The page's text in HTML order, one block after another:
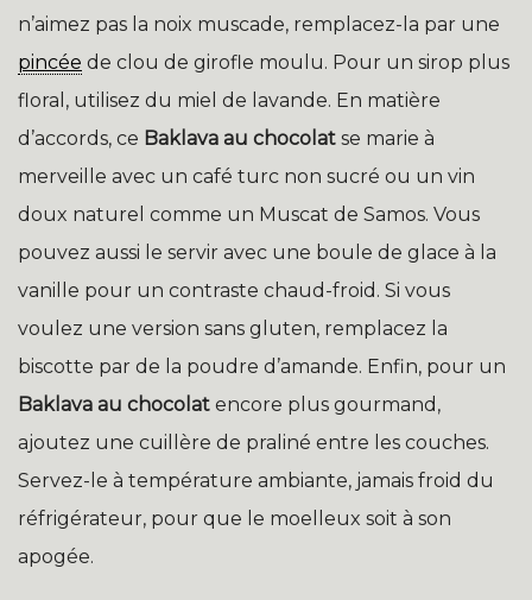
n’aimez pas la noix muscade, remplacez-la par une
pincée de clou de girofle moulu. Pour un sirop plus
floral, utilisez du miel de lavande. En matière
d’accords, ce Baklava au chocolat se marie à
merveille avec un café turc non sucré ou un vin
doux naturel comme un Muscat de Samos. Vous
pouvez aussi le servir avec une boule de glace à la
vanille pour un contraste chaud-froid. Si vous
voulez une version sans gluten, remplacez la
biscotte par de la poudre d’amande. Enfin, pour un
Baklava au chocolat encore plus gourmand,
ajoutez une cuillère de praliné entre les couches.
Servez-le à température ambiante, jamais froid du
réfrigérateur, pour que le moelleux soit à son
apogée.